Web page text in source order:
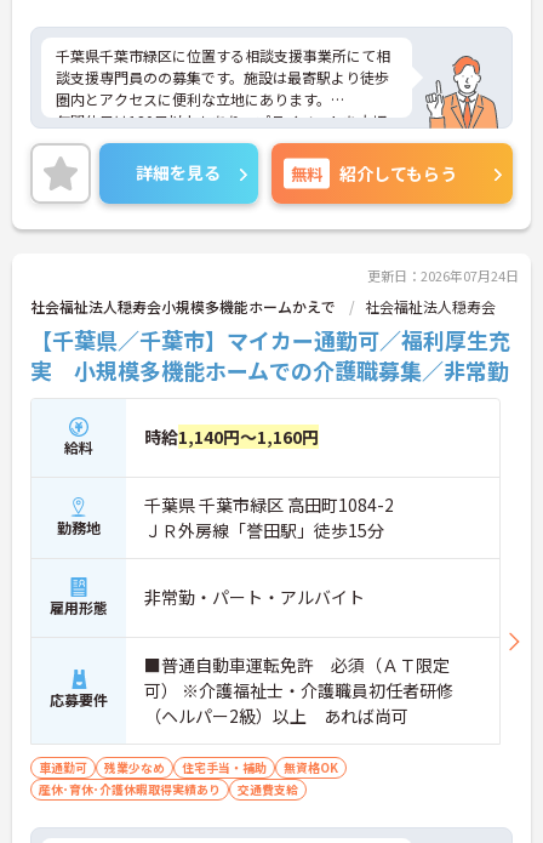
・介護職から生活相談員やケアマネジャー、施設長
へと進む多彩なキャリアパスが用意されており、長
期的な目標を持って成長できます。
・資格取得に向けた研修や講習は勤務時間内で受講
できる場合が多く、プライベートの負担を抑えなが
ら着実に専門性を高められます。
【リフレッシュ休暇17日や自由な身だしなみ規定
で、自分らしく無理なく続けられる体制です】
・年間107日の休日に加えて年間17日のリフレッシ
65歳・再雇用70歳までの継続雇用制度のもとで、ご
自身のスタイルを保ちながら末永く活躍できます。
千葉県千葉市緑区に位置する相談支援事業所にて相
談支援専門員のの募集です。施設は最寄駅より徒歩
圏内とアクセスに便利な立地にあります。
年間休日は120日以上もあり、プライベートを大切
にしながらご勤務いただけます。
未経験の方やブランクがある方も歓迎です。
ご興味のある方には、面接対策ポイントなど、さら
に詳細をご案内しますのでお気軽にご相談くださ
い！
詳細を見る 無料 紹介してもらう
更新日：2026年07月24日
社会福祉法人穏寿会小規模多機能ホームかえで 社会福祉法人穏寿会
【千葉県／千葉市】マイカー通勤可／福利厚生充
実 小規模多機能ホームでの介護職募集／非常勤
給料 時給1,140円～1,160円
勤務地
千葉県 千葉市緑区 高田町1084-2
ＪＲ外房線「誉田駅」徒歩15分
雇用形態 非常勤・パート・アルバイト
応募要件
■普通自動車運転免許 必須（ＡＴ限定
可） ※介護福祉士・介護職員初任者研修
（ヘルパー2級）以上 あれば尚可
車通勤可 残業少なめ 住宅手当・補助
無資格OK
産休･育休･介護休暇取得実績あり
交通費支給